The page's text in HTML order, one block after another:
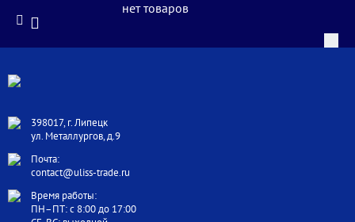
398017, г. Липецк
ул. Металлургов, д.9
Почта:
contact@uliss-trade.ru
Время работы:
ПН–ПТ: с 8:00 до 17:00
нет товаров